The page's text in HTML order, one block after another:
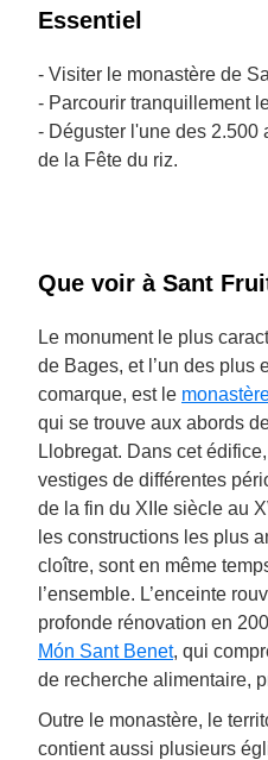
Essentiel
- Visiter le monastère de
- Parcourir tranquillement
- Déguster l'une des 2.500
de la Fête du riz.
Que voir à Sant
Le monument le plus
de Bages, et l’un des plus
comarque, est le
qui se trouve aux abords
Llobregat. Dans cet
vestiges de différentes
de la fin du XIIe siècle au
les constructions les plus
cloître, sont en même
l’ensemble. L’enceinte
profonde rénovation en
Món Sant Benet, qui
de recherche alimentaire,
Outre le monastère, le
contient aussi plusieurs